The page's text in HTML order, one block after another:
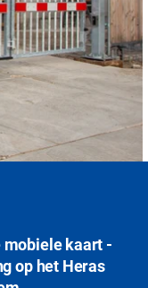
kaart -
op het Heras